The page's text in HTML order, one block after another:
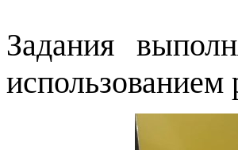
Задания